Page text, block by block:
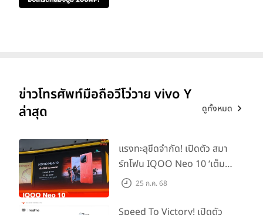
ข่าวโทรศัพท์มือถือวีโว่วาย vivo Y
ล่าสุด
ดูทั้งหมด
แรงทะลุขีดจำกัด! เปิดตัว สมา
ร์ทโฟน IQOO Neo 10 ‘เต็ม
แม็กซ์ในทุกแมตช์’ ในราคาเริ่ม
25 ก.ค. 68
Speed To Victory! เปิดตัว